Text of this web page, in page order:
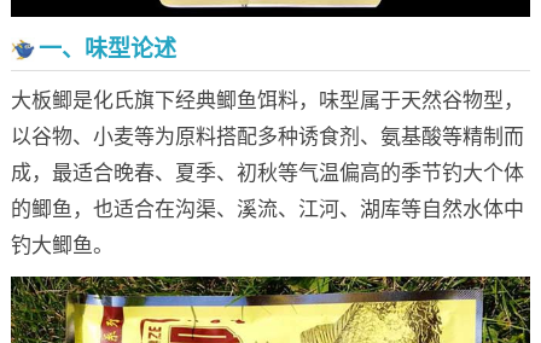
一、味型论述
大板鲫是化氏旗下经典鲫鱼饵料，味型属于天然谷物型，
以谷物、小麦等为原料搭配多种诱食剂、氨基酸等精制而
成，最适合晚春、夏季、初秋等气温偏高的季节钓大个体
的鲫鱼，也适合在沟渠、溪流、江河、湖库等自然水体中
钓大鲫鱼。